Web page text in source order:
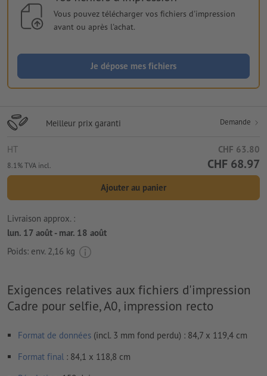
Vous pouvez télécharger vos fichiers d'impression
avant ou après l'achat.
Je dépose mes fichiers
Meilleur prix garanti Demande
HT CHF 63.80
8.1% TVA incl. CHF 68.97
Ajouter au panier
Livraison approx. :
lun. 17 août - mar. 18 août
Poids: env. 2,16 kg
Exigences relatives aux fichiers d'impression
Cadre pour selfie, A0, impression recto
Format de données (incl. 3 mm fond perdu) : 84,7 x 119,4 cm
Format final : 84,1 x 118,8 cm